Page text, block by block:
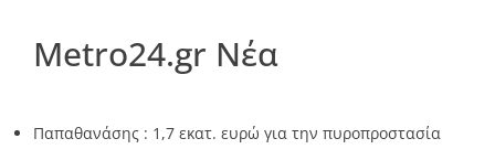
Metro24.gr Νέα
Παπαθανάσης : 1,7 εκατ. ευρώ για την πυροπροστασία